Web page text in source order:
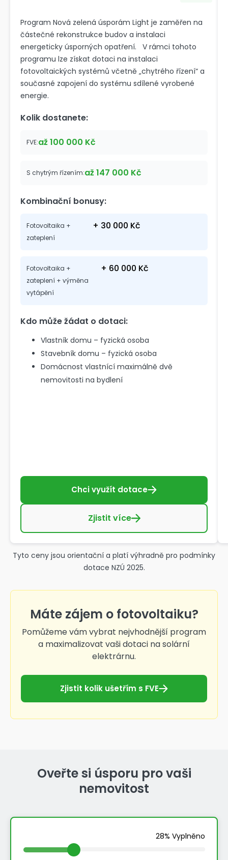
Program Nová zelená úsporám Light je zaměřen na
částečné rekonstrukce budov a instalaci
energeticky úsporných opatření. V rámci tohoto
programu lze získat dotaci na instalaci
fotovoltaických systémů včetně „chytrého řízení“ a
současné zapojení do systému sdílené vyrobené
energie.
Kolik dostanete:
FVE:až 100 000 Kč
S chytrým řízením:až 147 000 Kč
Kombinační bonusy:
Fotovoltaika +
zateplení
+ 30 000 Kč
Fotovoltaika +
zateplení + výměna
vytápění
+ 60 000 Kč
Kdo může žádat o dotaci:
Vlastník domu – fyzická osoba
Stavebník domu – fyzická osoba
Domácnost vlastnící maximálně dvě
nemovitosti na bydlení
Chci využít dotace
Zjistit více
Tyto ceny jsou orientační a platí výhradně pro podmínky
dotace NZÚ 2025.
Máte zájem o fotovoltaiku?
Pomůžeme vám vybrat nejvhodnější program
a maximalizovat vaši dotaci na solární
elektrárnu.
Zjistit kolik ušetřím s FVE
Oveřte si úsporu pro vaši
nemovitost
28% Vyplněno